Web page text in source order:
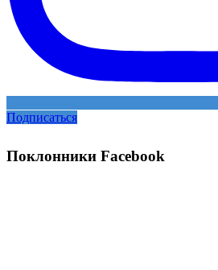
Подписаться
Поклонники Facebook